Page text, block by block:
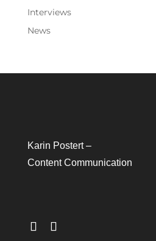
Interviews
News
Karin Postert –
Content Communication